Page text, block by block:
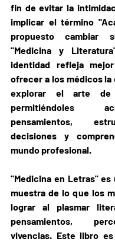
fin de evitar la
implicar el término
propuesto cambiar
"Medicina y
identidad refleja
ofrecer a los médicos la
explorar el arte de
permitiéndoles
pensamientos,
decisiones y
mundo profesional.
"Medicina en Letras" es
muestra de lo que los
lograr al plasmar
pensamientos,
vivencias. Este libro